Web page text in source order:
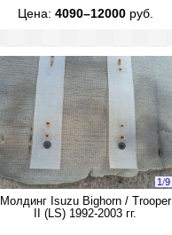
Цена: 4090–12000руб.
1/9
Молдинг Isuzu Bighorn / Trooper
II (LS) 1992-2003 гг.